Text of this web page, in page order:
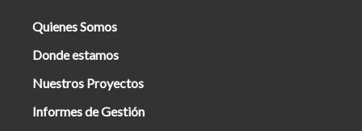
Quienes Somos
Donde estamos
Nuestros Proyectos
Informes de Gestión